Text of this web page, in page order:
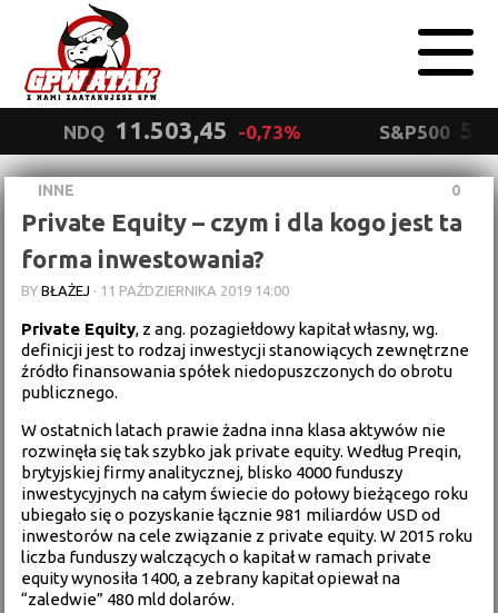
NDQ 11.503,45 -0,73% S&P500
INNE 0
Private Equity – czym i dla kogo jest ta
forma inwestowania?
BYBŁAŻEJ · 11 PAŹDZIERNIKA 2019 14:00
Private Equity, z ang. pozagiełdowy kapitał własny, wg.
definicji jest to rodzaj inwestycji stanowiących zewnętrzne
źródło finansowania spółek niedopuszczonych do obrotu
publicznego.
W ostatnich latach prawie żadna inna klasa aktywów nie
rozwinęła się tak szybko jak private equity. Według Preqin,
brytyjskiej firmy analitycznej, blisko 4000 funduszy
inwestycyjnych na całym świecie do połowy bieżącego roku
ubiegało się o pozyskanie łącznie 981 miliardów USD od
inwestorów na cele związanie z private equity. W 2015 roku
liczba funduszy walczących o kapitał w ramach private
equity wynosiła 1400, a zebrany kapitał opiewał na
“zaledwie” 480 mld dolarów.
prywatności
Wyrażam zgodę.